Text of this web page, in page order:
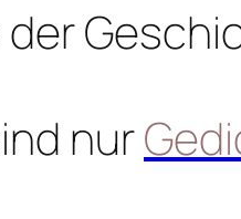
nur